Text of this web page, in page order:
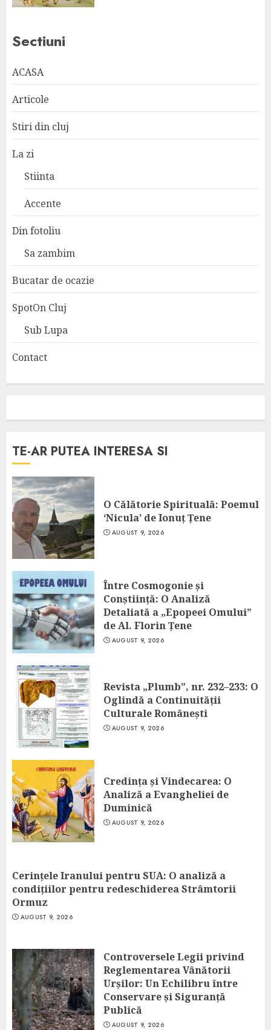
Sectiuni
ACASA
Articole
Stiri din cluj
La zi
Stiinta
Accente
Din fotoliu
Sa zambim
Bucatar de ocazie
SpotOn Cluj
Sub Lupa
Contact
TE-AR PUTEA INTERESA SI
O Călătorie Spirituală: Poemul
‘Nicula’ de Ionuț Țene
AUGUST 9, 2026
Între Cosmogonie și
Conștiință: O Analiză
Detaliată a „Epopeei Omului”
de Al. Florin Țene
AUGUST 9, 2026
Revista „Plumb”, nr. 232–233: O
Oglindă a Continuității
Culturale Românești
AUGUST 9, 2026
Credința și Vindecarea: O
Analiză a Evangheliei de
Duminică
AUGUST 9, 2026
Cerințele Iranului pentru SUA: O analiză a
condițiilor pentru redeschiderea Strâmtorii
Ormuz
AUGUST 9, 2026
Controversele Legii privind
Reglementarea Vânătorii
Urșilor: Un Echilibru între
Conservare și Siguranță
Publică
AUGUST 9, 2026